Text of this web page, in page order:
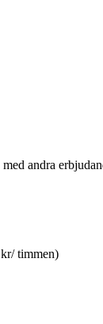
andra
timmen)